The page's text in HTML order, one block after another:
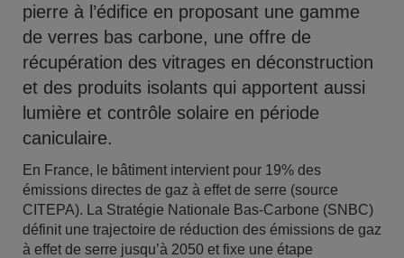
pierre à l’édifice en proposant une gamme
de verres bas carbone, une offre de
récupération des vitrages en déconstruction
et des produits isolants qui apportent aussi
lumière et contrôle solaire en période
caniculaire.
En France, le bâtiment intervient pour 19% des
émissions directes de gaz à effet de serre (source
CITEPA). La Stratégie Nationale Bas-Carbone (SNBC)
définit une trajectoire de réduction des émissions de gaz
à effet de serre jusqu’à 2050 et fixe une étape